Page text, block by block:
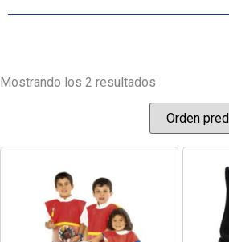
Mostrando los 2 resultados